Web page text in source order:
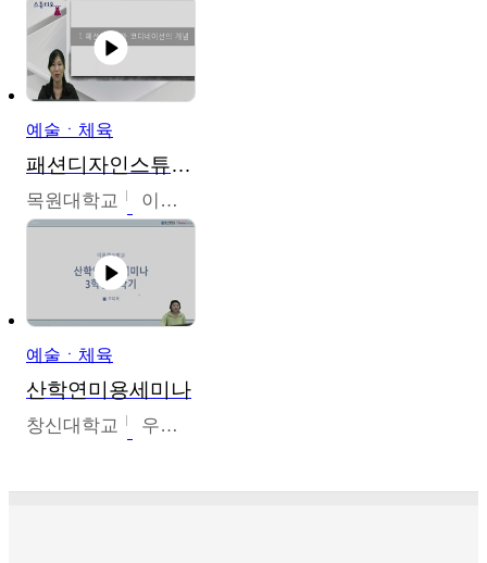
예술ㆍ체육
패션디자인스튜디오
목원대학교 이건희
예술ㆍ체육
산학연미용세미나
창신대학교 우미옥,오윤경,박선이